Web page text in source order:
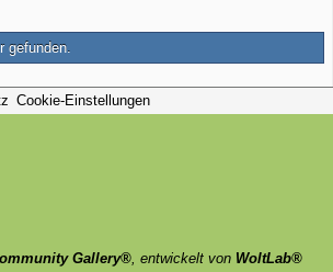
gefunden.
Cookie-Einstellungen
Gallery®, entwickelt von WoltLab®